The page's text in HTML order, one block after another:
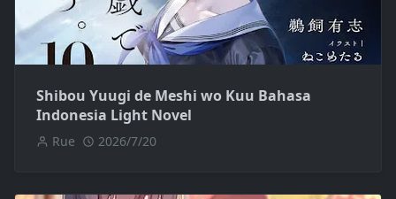
Shibou Yuugi de Meshi wo Kuu Bahasa
Indonesia Light Novel
Rue 2026/7/20